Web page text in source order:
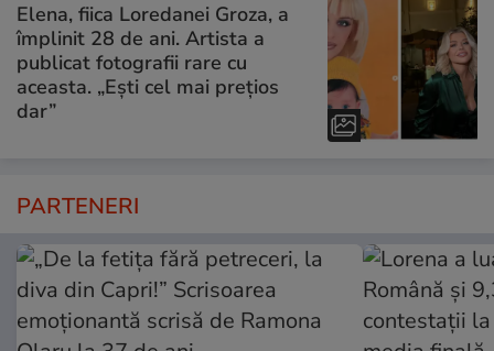
Elena, fiica Loredanei Groza, a
împlinit 28 de ani. Artista a
publicat fotografii rare cu
aceasta. „Ești cel mai prețios
dar”
PARTENERI